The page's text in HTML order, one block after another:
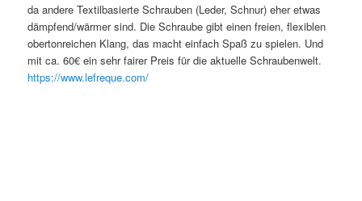
da andere Textilbasierte Schrauben (Leder, Schnur) eher etwas
dämpfend/wärmer sind. Die Schraube gibt einen freien, flexiblen
obertonreichen Klang, das macht einfach Spaß zu spielen. Und
mit ca. 60€ ein sehr fairer Preis für die aktuelle Schraubenwelt.
https://www.lefreque.com/